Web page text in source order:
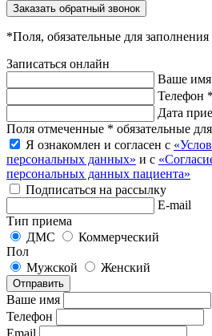
Заказать обратный звонок
*Поля, обязательные для заполнения
Записаться онлайн
Ваше
Телефон *
Дата
Поля отмеченные * обязательные
Я ознакомлен и согласен с
персональных данных» и с
персональных данных пациента»
Подписаться на рассылку
E-mail
Тип приема
ДМС
Коммерческий
Пол
Мужской
Женский
Отправить
Ваше имя
Телефон
Email